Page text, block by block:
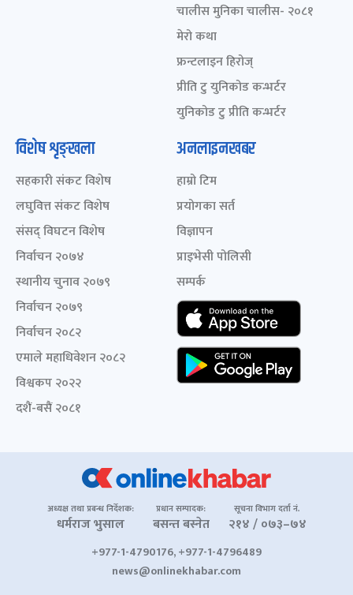
चालीस मुनिका चालीस- २०८१
मेरो कथा
फ्रन्टलाइन हिरोज्
प्रीति टु युनिकोड कन्भर्टर
युनिकोड टु प्रीति कन्भर्टर
विशेष शृङ्खला
सहकारी संकट विशेष
लघुवित्त संकट विशेष
संसद् विघटन विशेष
निर्वाचन २०७४
स्थानीय चुनाव २०७९
निर्वाचन २०७९
निर्वाचन २०८२
एमाले महाधिवेशन २०८२
विश्वकप २०२२
दशैं-बसैं २०८१
अनलाइनखबर
हाम्रो टिम
प्रयोगका सर्त
विज्ञापन
प्राइभेसी पोलिसी
सम्पर्क
अध्यक्ष तथा प्रबन्ध निर्देशक:
धर्मराज भुसाल
प्रधान सम्पादक:
बसन्त बस्नेत
सूचना विभाग दर्ता नं.
२१४ / ०७३–७४
+977-1-4790176, +977-1-4796489
news@onlinekhabar.com